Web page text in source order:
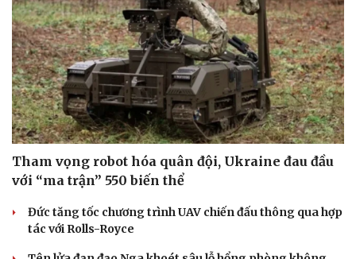
Tham vọng robot hóa quân đội, Ukraine đau đầu
với “ma trận” 550 biến thể
Đức tăng tốc chương trình UAV chiến đấu thông qua hợp
tác với Rolls-Royce